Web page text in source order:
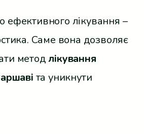
лікування –
Саме вона дозволяє
методлікування
та уникнути